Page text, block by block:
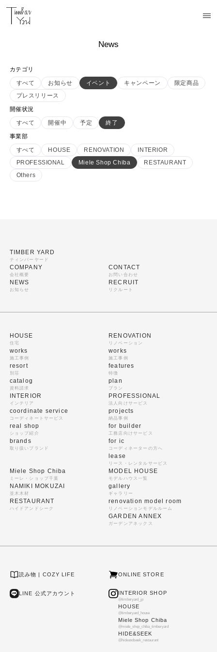
News
カテゴリ
すべて
お知らせ イベント キャンペーン
限定商品
プレスリリース
開催状況
すべて
開催中 予定
終了
事業部
すべて
HOUSE RENOVATION
INTERIOR
PROFESSIONAL
Miele Shop Chiba
RESTAURANT
Others
TIMBER YARD
ティンバーヤード
COMPANY
会社概要
NEWS
お知らせ
CONTACT
お問い合わせ
RECRUIT
リクルート
HOUSE
住宅
works
施工事例
resort
別荘
catalog
資料請求
RENOVATION
リノベーション
works
施工事例
features
特徴
plan
プラン
INTERIOR
インテリア
coordinate service
コーディネートサービス
real shop
ショップ紹介
brands
取り扱いブランド
PROFESSIONAL
法人向けサービス
projects
納品事例
for builder
工務店向けサービス
for ic
コーディネーターの方へ
lease
リース・レンタルサービス
Miele Shop Chiba
ミーレ・ショップ千葉
NAMIKI MOKUZAI
並木木材
RESTAURANT
ハイドアンドシーク
MODEL HOUSE
モデルハウス一覧
gallery
ギャラリー
renovation model room
リノベーションモデルルーム
GARDEN ANNEX
ガーデンアネックス
読み物 | COZY LIFE ONLINE STORE
LINE 公式アカウント INTERIOR SHOP
@timberyard_jp
HOUSE
@timberyard_house
Miele Shop Chiba
@miele_shop_chiba_timberyard
HIDE&SEEK
@hideandseek_restaurant